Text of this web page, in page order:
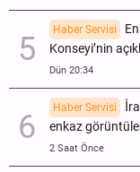
Haber Servisi
Konseyi’nin
Dün 20:34
Haber Servisi
enkaz
2 Saat Önce